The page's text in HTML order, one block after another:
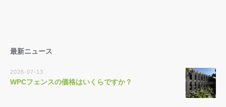
最新ニュース
2026-07-13
WPCフェンスの価格はいくらですか？